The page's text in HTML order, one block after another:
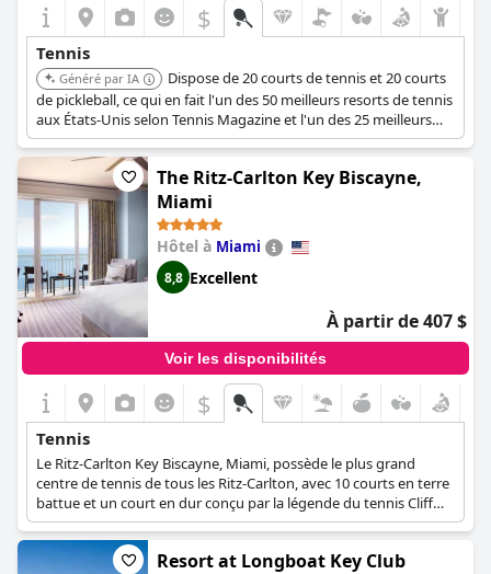
$
Tennis
Généré par IA
Dispose de 20 courts de tennis et 20 courts
de pickleball, ce qui en fait l'un des 50 meilleurs resorts de tennis
aux États-Unis selon Tennis Magazine et l'un des 25 meilleurs
resorts de tennis au monde selon Tennis Resorts Online. Sept
courts sont éclairés pour les matchs nocturnes, et un pro shop
propose des accessoires et des services de réparation.
The Ritz-Carlton Key Biscayne,
Miami
Hôtel à Miami
8,8 Excellent
À partir de 407 $
Voir les disponibilités
$
Tennis
Le Ritz-Carlton Key Biscayne, Miami, possède le plus grand
centre de tennis de tous les Ritz-Carlton, avec 10 courts en terre
battue et un court en dur conçu par la légende du tennis Cliff
Drysdale. En outre, il organise des cours de tennis quotidiens
avec des professionnels américains et dispose d'un pro shop sur
place.
Resort at Longboat Key Club